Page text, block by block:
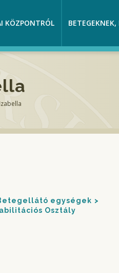
KÖZPONTRÓL
egységek
Osztály